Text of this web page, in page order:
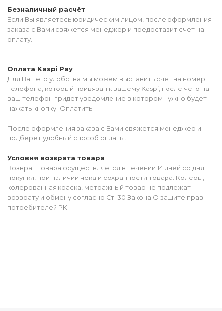
Безналичный расчёт
Если Вы являетесь юридическим лицом, после оформления
заказа с Вами свяжется менеджер и предоставит счет на
оплату.
Оплата Kaspi Pay
Для Вашего удобства мы можем выставить счет на номер
телефона, который привязан к вашему Kaspi, после чего на
ваш телефон придет уведомление в котором нужно будет
нажать кнопку "Оплатить".
После оформления заказа с Вами свяжется менеджер и
подберёт удобный способ оплаты.
Условия возврата товара
Возврат товара осуществляется в течении 14 дней со дня
покупки, при наличии чека и сохранности товара. Колеры,
колерованная краска, метражный товар не подлежат
возврату и обмену согласно Ст. 30 Закона О защите прав
потребителей РК.